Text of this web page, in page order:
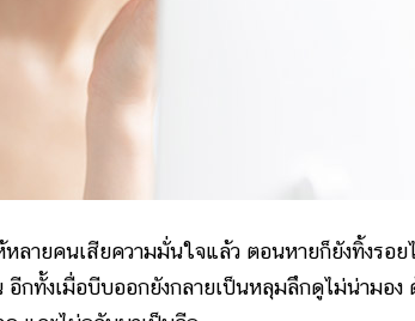
ลายคนเสียความมั่นใจแล้ว ตอนหายก็ยังทิ้งรอ
กทั้งเมื่อบีบออกยังกลายเป็นหลุมลึกดูไม่น่ามอง